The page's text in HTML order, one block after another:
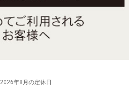
2026年8月の定休日